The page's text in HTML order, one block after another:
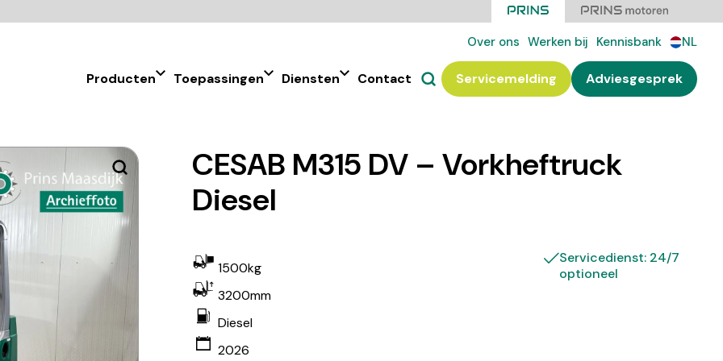
Over ons Werken bij Kennisbank NL
Producten Toepassingen Diensten Contact Servicemelding Adviesgesprek
CESAB M315 DV – Vorkheftruck
Diesel
1500kg
3200mm
Diesel
2026
Servicedienst: 24/7
optioneel